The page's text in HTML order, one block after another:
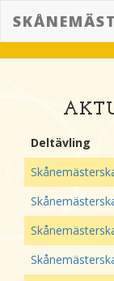
Deltävling